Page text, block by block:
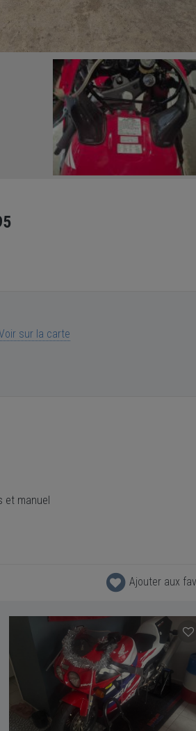
sur la carte
et manuel
Ajouter aux